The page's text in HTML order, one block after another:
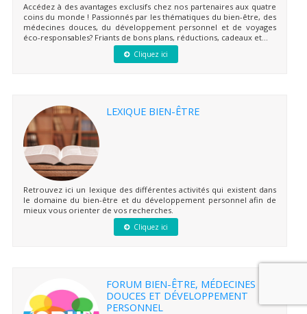
Accédez à des avantages exclusifs chez nos partenaires aux quatre
coins du monde ! Passionnés par les thématiques du bien-être, des
médecines douces, du développement personnel et de voyages
éco-responsables? Friants de bons plans, réductions, cadeaux et...
Cliquez ici
LEXIQUE BIEN-ÊTRE
Retrouvez ici un lexique des différentes activités qui existent dans
le domaine du bien-être et du développement personnel afin de
mieux vous orienter de vos recherches.
Cliquez ici
FORUM BIEN-ÊTRE, MÉDECINES
DOUCES ET DÉVELOPPEMENT
PERSONNEL